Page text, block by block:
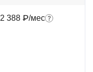
2 388 ₽/мес